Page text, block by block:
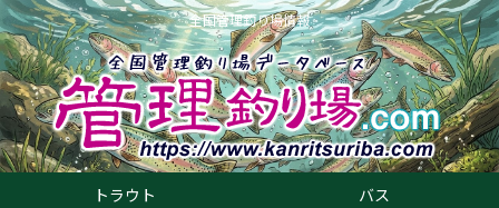
全国管理釣り場情報
トラウト
バス